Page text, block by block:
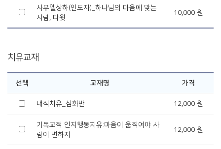
사무엘상하(인도자)_하나님의 마음에 맞는
사람, 다윗
10,000 원
치유교재
선택 교재명 가격
내적치유_심화반 12,000 원
기독교적 인지행동치유:마음이 움직여야 사
람이 변하지
12,000 원